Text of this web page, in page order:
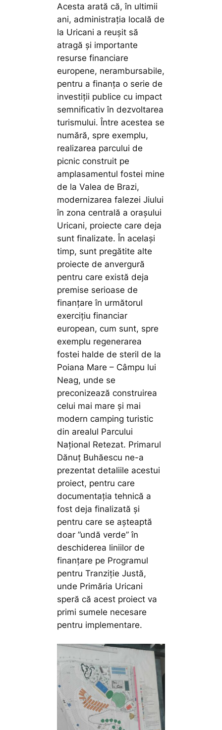
Acesta arată că, în ultimii
ani, administrația locală de
la Uricani a reușit să
atragă și importante
resurse financiare
europene, nerambursabile,
pentru a finanța o serie de
investiții publice cu impact
semnificativ în dezvoltarea
turismului. Între acestea se
numără, spre exemplu,
realizarea parcului de
picnic construit pe
amplasamentul fostei mine
de la Valea de Brazi,
modernizarea falezei Jiului
în zona centrală a orașului
Uricani, proiecte care deja
sunt finalizate. În același
timp, sunt pregătite alte
proiecte de anvergură
pentru care există deja
premise serioase de
finanțare în următorul
exercițiu financiar
european, cum sunt, spre
exemplu regenerarea
fostei halde de steril de la
Poiana Mare – Câmpu lui
Neag, unde se
preconizează construirea
celui mai mare și mai
modern camping turistic
din arealul Parcului
Național Retezat. Primarul
Dănuț Buhăescu ne-a
prezentat detaliile acestui
proiect, pentru care
documentația tehnică a
fost deja finalizată și
pentru care se așteaptă
doar ”undă verde” în
deschiderea liniilor de
finanțare pe Programul
pentru Tranziție Justă,
unde Primăria Uricani
speră că acest proiect va
primi sumele necesare
pentru implementare.